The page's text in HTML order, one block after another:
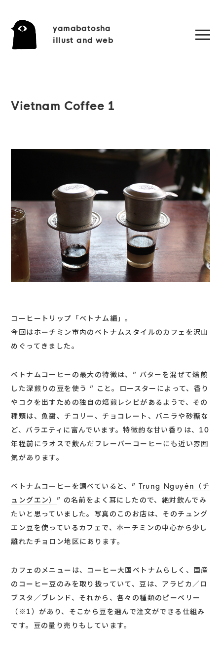
yamabatosha
illust and web
Vietnam Coffee 1
コーヒートリップ「ベトナム編」。
今回はホーチミン市内のベトナムスタイルのカフェを沢山
めぐってきました。
ベトナムコーヒーの最大の特徴は、” バターを混ぜて焙煎
した深煎りの豆を使う ” こと。ロースターによって、香り
やコクを出すための独自の焙煎レシピがあるようで、その
種類は、魚醤、チコリー、チョコレート、バニラや砂糖な
ど、バラエティに富んでいます。特徴的な甘い香りは、10
年程前にラオスで飲んだフレーバーコーヒーにも近い雰囲
気があります。
ベトナムコーヒーを調べていると、” Trung Nguyên（チ
ュングエン） ” の名前をよく耳にしたので、絶対飲んでみ
たいと思っていました。写真のこのお店は、そのチュング
エン豆を使っているカフェで、ホーチミンの中心から少し
離れたチョロン地区にあります。
カフェのメニューは、コーヒー大国ベトナムらしく、国産
のコーヒー豆のみを取り扱っていて、豆は、アラビカ／ロ
ブスタ／ブレンド、それから、各々の種類のピーベリー
（※1）があり、そこから豆を選んで注文ができる仕組み
です。豆の量り売りもしています。